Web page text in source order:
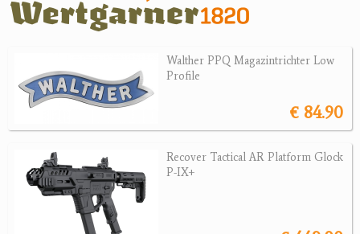
Luftdruckwaffen
Revolver
Sonstige Waffen
Munition
Optik
Bogensport
Walther PPQ Magazintrichter Low
Profile
€ 84.90
Recover Tactical AR Platform Glock
P-IX+